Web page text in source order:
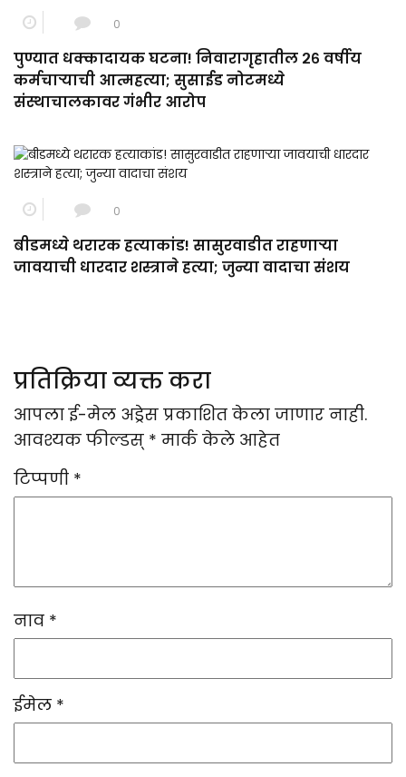
0
पुण्यात धक्कादायक घटना! निवारागृहातील २६ वर्षीय
कर्मचाऱ्याची आत्महत्या; सुसाईड नोटमध्ये
संस्थाचालकावर गंभीर आरोप
0
बीडमध्ये थरारक हत्याकांड! सासुरवाडीत राहणाऱ्या
जावयाची धारदार शस्त्राने हत्या; जुन्या वादाचा संशय
प्रतिक्रिया व्यक्त करा
आपला ई-मेल अड्रेस प्रकाशित केला जाणार नाही.
आवश्यक फील्डस् * मार्क केले आहेत
टिप्पणी *
नाव *
ईमेल *